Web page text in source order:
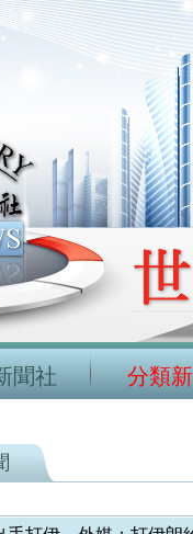
聞社 分類